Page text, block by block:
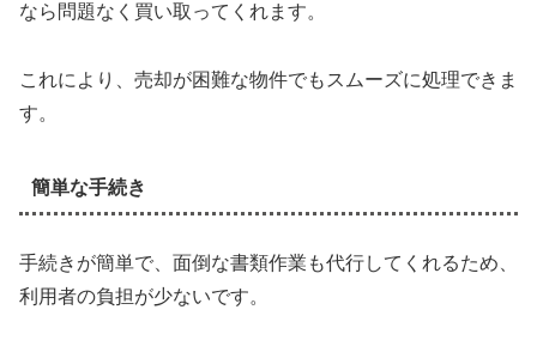
なら問題なく買い取ってくれます。
これにより、売却が困難な物件でもスムーズに処理できま
す。
簡単な手続き
手続きが簡単で、面倒な書類作業も代行してくれるため、
利用者の負担が少ないです。